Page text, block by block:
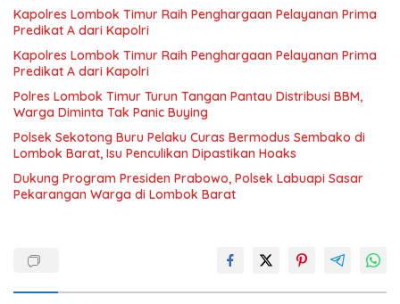
Kapolres Lombok Timur Raih Penghargaan Pelayanan Prima
Predikat A dari Kapolri
Kapolres Lombok Timur Raih Penghargaan Pelayanan Prima
Predikat A dari Kapolri
Polres Lombok Timur Turun Tangan Pantau Distribusi BBM,
Warga Diminta Tak Panic Buying
Polsek Sekotong Buru Pelaku Curas Bermodus Sembako di
Lombok Barat, Isu Penculikan Dipastikan Hoaks
Dukung Program Presiden Prabowo, Polsek Labuapi Sasar
Pekarangan Warga di Lombok Barat